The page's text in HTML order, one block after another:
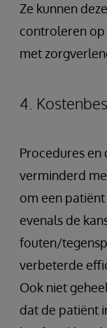
Ze kunnen
controleren op
met
4.
Procedures
verminderd
om een
evenals de
fouten/
verbeterde
Ook niet
dat de patiënt